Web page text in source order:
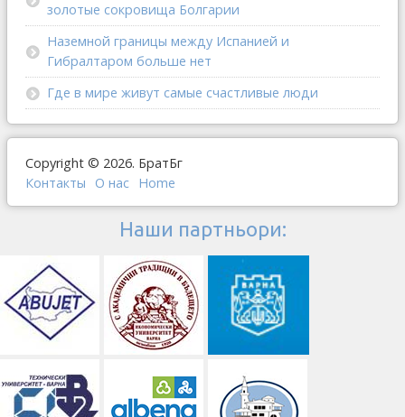
золотые сокровища Болгарии
Наземной границы между Испанией и
Гибралтаром больше нет
Где в мире живут самые счастливые люди
Copyright © 2026. БратБг
Контакты
О наc Home
Наши партньори: